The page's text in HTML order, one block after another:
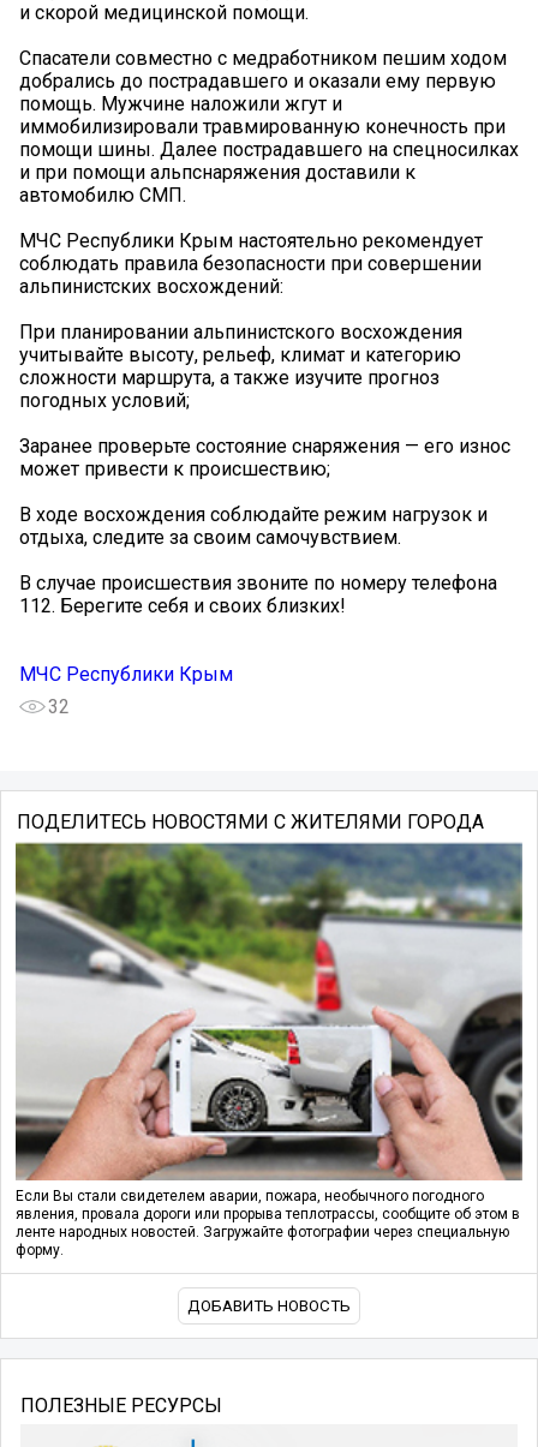
и скорой медицинской помощи.
Спасатели совместно с медработником пешим ходом
добрались до пострадавшего и оказали ему первую
помощь. Мужчине наложили жгут и
иммобилизировали травмированную конечность при
помощи шины. Далее пострадавшего на спецносилках
и при помощи альпснаряжения доставили к
автомобилю СМП.
МЧС Республики Крым настоятельно рекомендует
соблюдать правила безопасности при совершении
альпинистских восхождений:
При планировании альпинистского восхождения
учитывайте высоту, рельеф, климат и категорию
сложности маршрута, а также изучите прогноз
погодных условий;
Заранее проверьте состояние снаряжения — его износ
может привести к происшествию;
В ходе восхождения соблюдайте режим нагрузок и
отдыха, следите за своим самочувствием.
В случае происшествия звоните по номеру телефона
112. Берегите себя и своих близких!
МЧС Республики Крым
32
ПОДЕЛИТЕСЬ НОВОСТЯМИ С ЖИТЕЛЯМИ ГОРОДА
Если Вы стали свидетелем аварии, пожара, необычного погодного
явления, провала дороги или прорыва теплотрассы, сообщите об этом в
ленте народных новостей. Загружайте фотографии через специальную
форму.
ДОБАВИТЬ НОВОСТЬ
ПОЛЕЗНЫЕ РЕСУРСЫ